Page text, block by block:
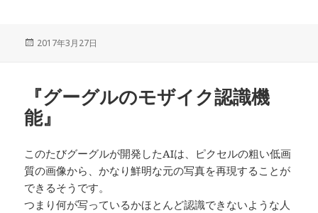
投
2017年3月27日
『グーグルのモザイク認識機
能』
このたびグーグルが開発したAIは、ピクセルの粗い低画
質の画像から、かなり鮮明な元の写真を再現することが
できるそうです。
つまり何が写っているかほとんど認識できないような人